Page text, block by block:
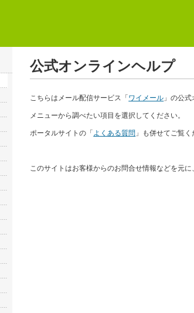
公式オンラインヘルプ
こちらはメール配信サービス「 ワイメール 」の公
メニューから調べたい項目を選択してください。
ポータルサイトの「 よくある質問 」も併せてご覧く
このサイトはお客様からのお問合せ情報などを元